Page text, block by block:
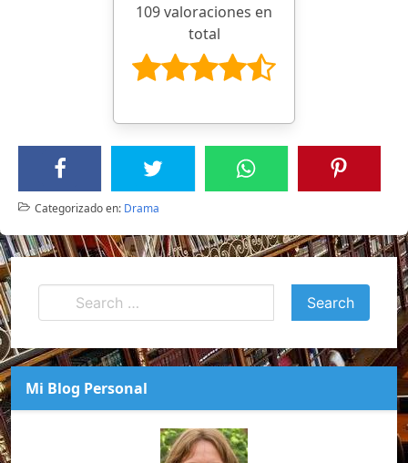
109 valoraciones en
total
Categorizado en: Drama
Mi Blog Personal